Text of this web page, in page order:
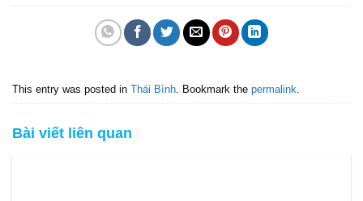
This entry was posted in Thái Bình . Bookmark the permalink
Bài viết liên quan